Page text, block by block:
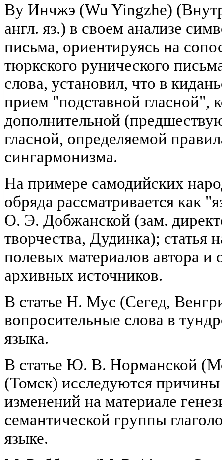
Ву Инчжэ (Wu Yingzhe)
англ. яз.) в своем анализе
письма, ориентируясь на
тюркского рунического
слова, установил, что в
прием "подставной гласной",
дополнительной
гласной, определяемой
сингармонизма.
На примере самодийских
обряда рассматривается как
О. Э. Добжанской (зам.
творчества, Дудинка); статья
полевых материалов автора и
архивных источников.
В статье Н. Мус (Сегед,
вопросительные слова в
языка.
В статье Ю. В. Норманской
(Томск) исследуются
изменений на материале
семантической группы
языке.